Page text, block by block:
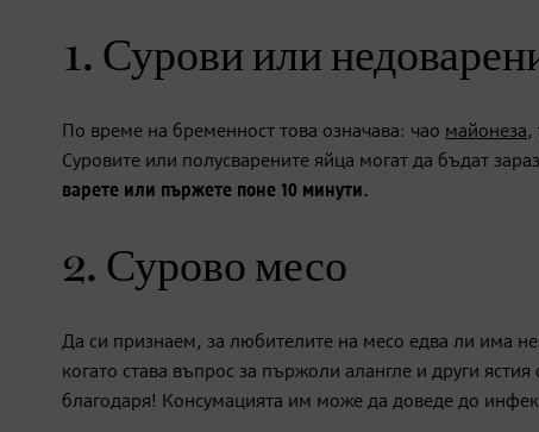
1. Сурови или
По време на бременност това означава: чао майонеза,
Суровите или полусварените яйца могат да бъдат
варете или пържете поне 10 минути.
2. Сурово месо
Да си признаем, за любителите на месо едва ли има
когато става въпрос за пържоли алангле и други ястия
благодаря! Консумацията им може да доведе до